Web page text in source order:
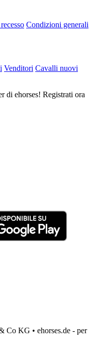
Condizioni generali
Venditori Cavalli nuovi
di ehorses! Registrati ora
Co KG • ehorses.de - per